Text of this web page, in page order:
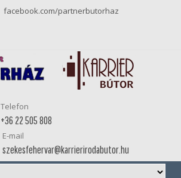
facebook.com/partnerbutorhaz
Telefon
+36 22 505 808
E-mail
szekesfehervar@karrierirodabutor.hu